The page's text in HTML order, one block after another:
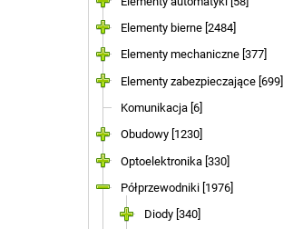
Elementy bierne [2484]
Elementy mechaniczne [377]
Elementy zabezpieczające [699]
Komunikacja [6]
Obudowy [1230]
Optoelektronika [330]
Półprzewodniki [1976]
Diody [340]